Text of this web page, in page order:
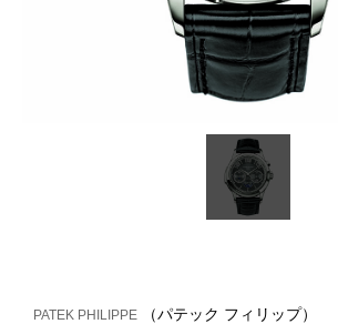
PATEK PHILIPPE （パテック フィリップ）